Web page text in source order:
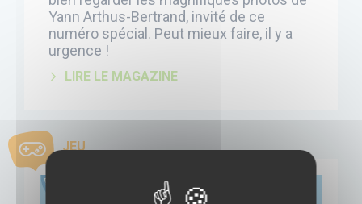
Yann Arthus-Bertrand, invité de ce
numéro spécial. Peut mieux faire, il y a
urgence !
LIRE LE MAGAZINE
JEU